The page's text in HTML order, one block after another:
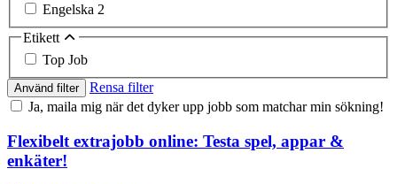
Engelska 2
Etikett
Top Job
Använd filter
Rensa filter
Ja, maila mig när det dyker upp jobb som matchar min sökning!
Flexibelt extrajobb online: Testa spel, appar &
enkäter!